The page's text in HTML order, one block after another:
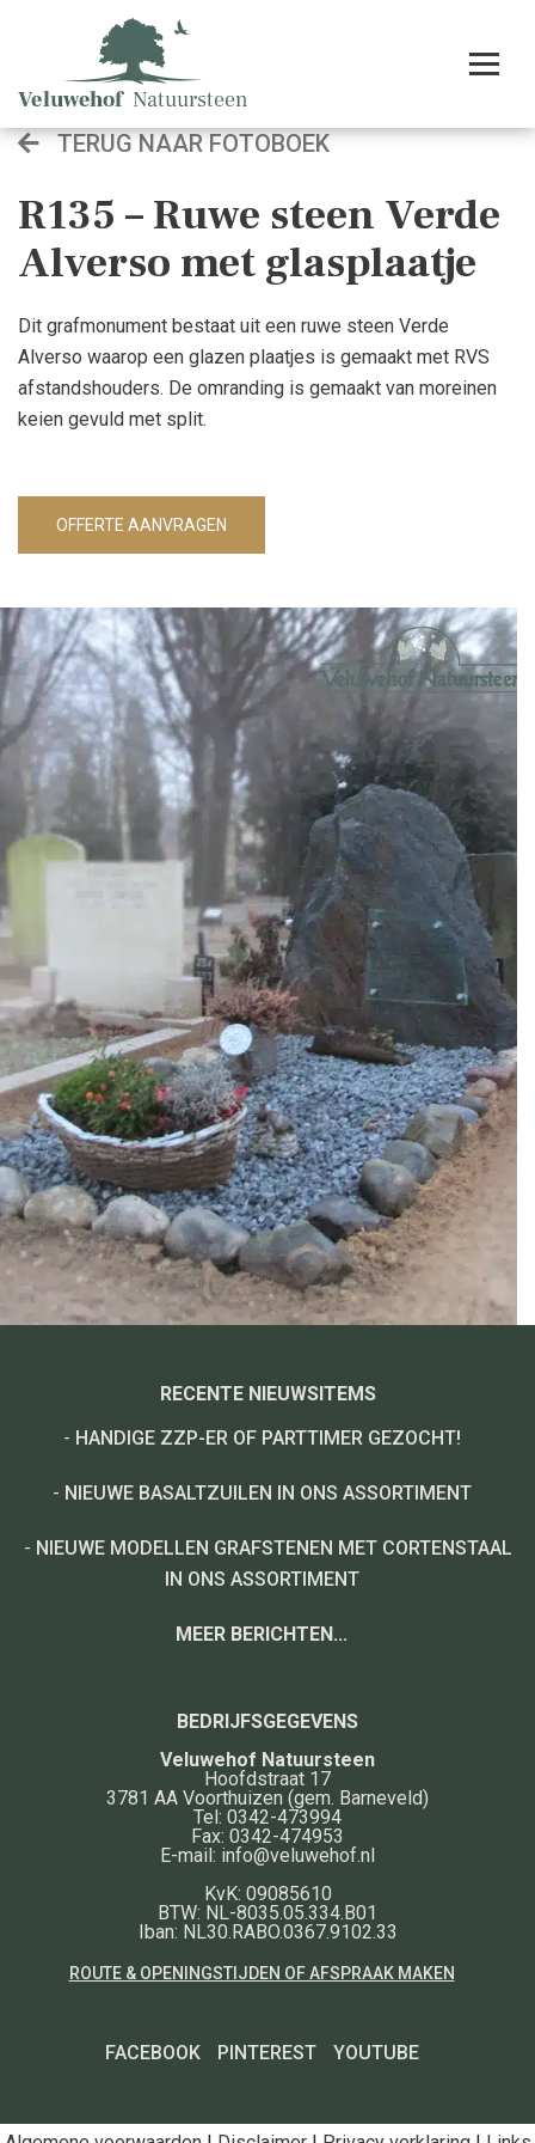
TERUG NAAR FOTOBOEK
R135 – Ruwe steen Verde
Alverso met glasplaatje
Dit grafmonument bestaat uit een ruwe steen Verde
Alverso waarop een glazen plaatjes is gemaakt met RVS
afstandshouders. De omranding is gemaakt van moreinen
keien gevuld met split.
OFFERTE AANVRAGEN
BEDRIJFSGEGEVENS
Veluwehof Natuursteen
Hoofdstraat 17
3781 AA Voorthuizen (gem. Barneveld)
Tel: 0342-473994
Fax: 0342-474953
E-mail: info@veluwehof.nl
KvK: 09085610
BTW: NL-8035.05.334.B01
Iban: NL30.RABO.0367.9102.33
ROUTE & OPENINGSTIJDEN OF AFSPRAAK MAKEN
RECENTE NIEUWSITEMS
- HANDIGE ZZP-ER OF PARTTIMER GEZOCHT!
- NIEUWE BASALTZUILEN IN ONS ASSORTIMENT
- NIEUWE MODELLEN GRAFSTENEN MET CORTENSTAAL
IN ONS ASSORTIMENT
MEER BERICHTEN...
FACEBOOK PINTEREST YOUTUBE